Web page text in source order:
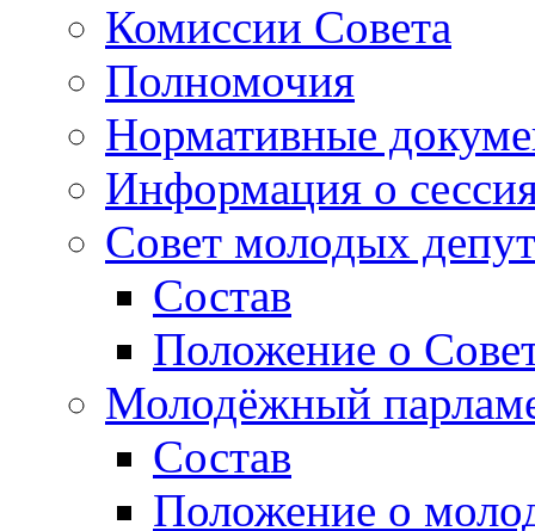
Комиссии Совета
Полномочия
Нормативные
Информация о
Совет молодых
Состав
Положение о
Молодёжный
Состав
Положение о